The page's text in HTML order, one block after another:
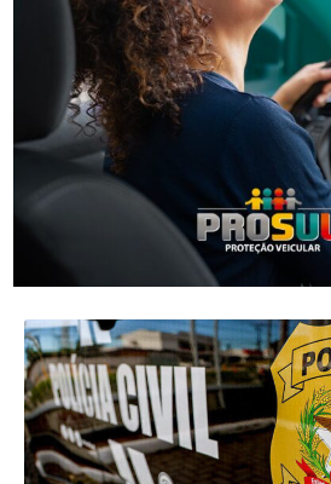
Operação da PM desarticula
clandestino de carro em SC